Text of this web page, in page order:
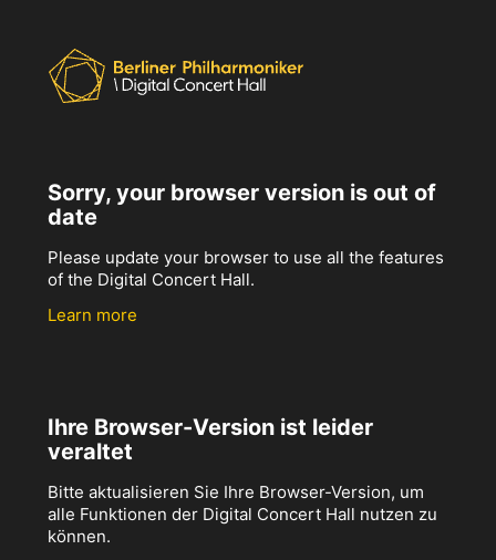
Sorry, your browser version is out of
date
Please update your browser to use all the features
of the Digital Concert Hall.
Learn more
Ihre Browser-Version ist leider
veraltet
Bitte aktualisieren Sie Ihre Browser-Version, um
alle Funktionen der Digital Concert Hall nutzen zu
können.